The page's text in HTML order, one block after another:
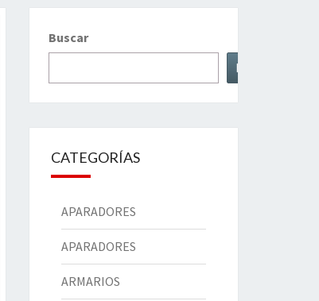
Buscar
Buscar
CATEGORÍAS
APARADORES
APARADORES
ARMARIOS